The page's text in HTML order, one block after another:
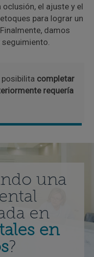
el ajuste y el
para lograr un
damos
completar
requería
una
en
en
?